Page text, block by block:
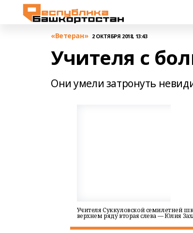
«Ветеран» 2 ОКТЯБРЯ 2018, 13:43
Учителя с
Они умели затронуть
Учителя Суккуловской семилетней
верхнем ряду вторая слева — Юлия